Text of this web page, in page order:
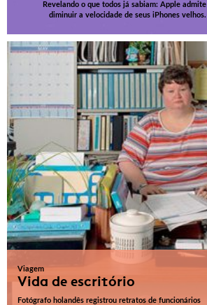
Revelando o que todos já sabiam: Apple admite
diminuir a velocidade de seus iPhones velhos.
Viagem
Vida de escritório
Fotógrafo holandês registrou retratos de funcionários